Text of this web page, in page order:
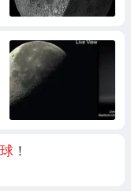
！